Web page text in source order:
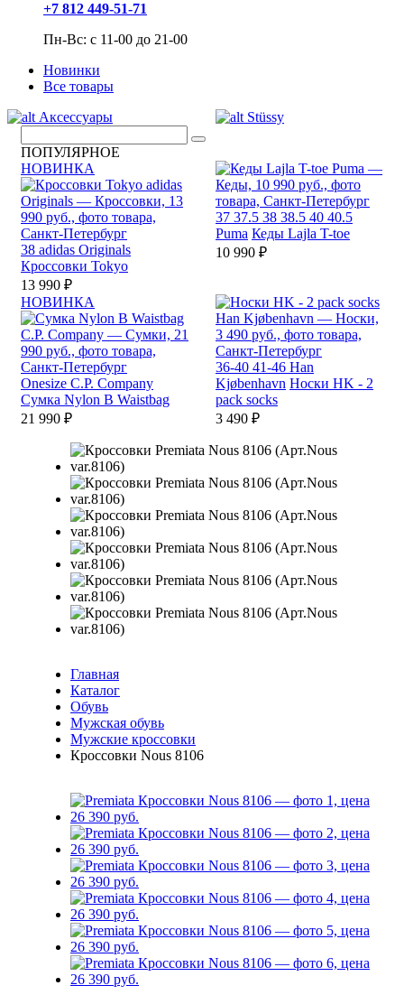
+7 812 449-51-71
Пн-Вс: с 11-00 до 21-00
Новинки
Все товары
Аксессуары
Stüssy
ПОПУЛЯРНОЕ
НОВИНКА
38 adidas Originals
Кроссовки Tokyo
13 990 ₽
37 37.5 38 38.5 40 40.5
Puma Кеды Lajla T-toe
10 990 ₽
НОВИНКА
Onesize C.P. Company
Сумка Nylon B Waistbag
21 990 ₽
36-40 41-46 Han
Kjøbenhavn Носки HK - 2
pack socks
3 490 ₽
Главная
Каталог
Обувь
Мужская обувь
Мужские кроссовки
Кроссовки Nous 8106